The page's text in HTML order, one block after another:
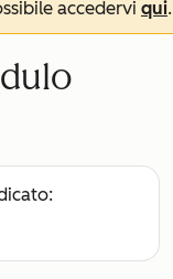
accedervi qui.